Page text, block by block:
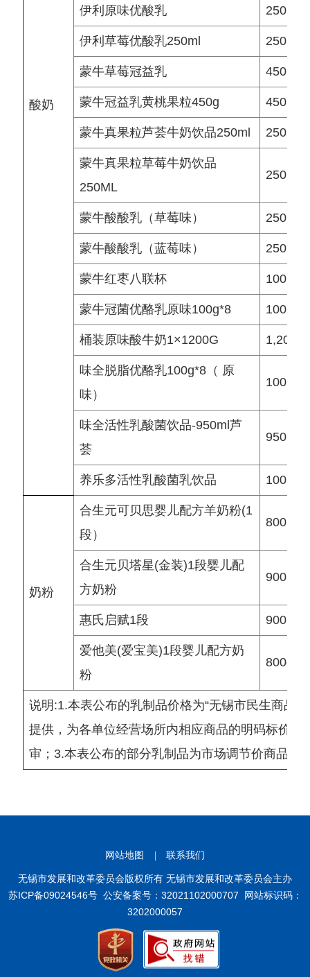
酸奶
伊利原味优酸乳 250 ml
伊利草莓优酸乳250ml 250 ml
蒙牛草莓冠益乳 450 g
蒙牛冠益乳黄桃果粒450g 450 g
蒙牛真果粒芦荟牛奶饮品250ml 250 ml
蒙牛真果粒草莓牛奶饮品
250ML
250 ml
蒙牛酸酸乳（草莓味） 250 ml
蒙牛酸酸乳（蓝莓味） 250 ml
蒙牛红枣八联杯 100 g
蒙牛冠菌优酪乳原味100g*8 100 g
桶装原味酸牛奶1×1200G 1,200 g
味全脱脂优酪乳100g*8（ 原
味）
100 g
味全活性乳酸菌饮品-950ml芦
荟
950 ml
养乐多活性乳酸菌乳饮品 100 ml
奶粉
合生元可贝思婴儿配方羊奶粉(1
段）
800 g
合生元贝塔星(金装)1段婴儿配
方奶粉
900 g
惠氏启赋1段 900 g
爱他美(爱宝美)1段婴儿配方奶
粉
800g
说明:1.本表公布的乳制品价格为“无锡市民生商品
提供，为各单位经营场所内相应商品的明码标价
审；3.本表公布的部分乳制品为市场调节价商品,
网站地图 联系我们
无锡市发展和改革委员会版权所有 无锡市发展和改革委员会主办
苏ICP备09024546号 公安备案号：32021102000707 网站标识码：
3202000057